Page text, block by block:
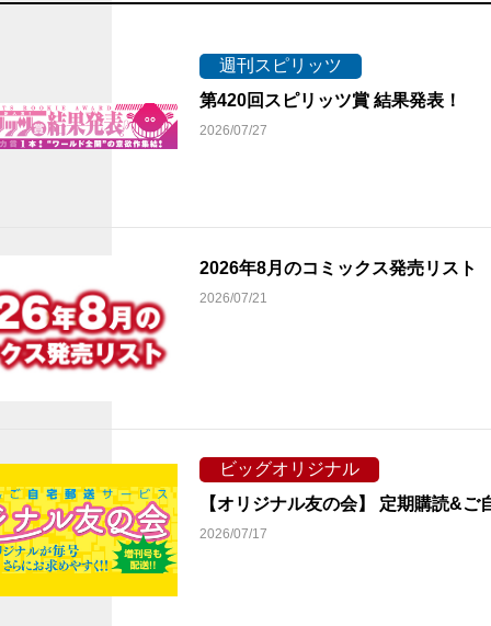
週刊スピリッツ
第420回スピリッツ賞 結果発表！
2026/07/27
2026年8月のコミックス発売リス
2026/07/21
ビッグオリジナル
【オリジナル友の会】 定期購読&ご
2026/07/17